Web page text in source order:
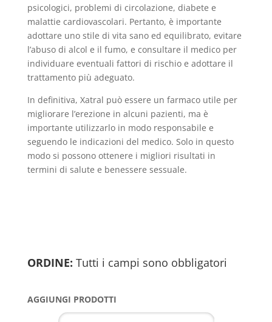
psicologici, problemi di circolazione, diabete e
malattie cardiovascolari. Pertanto, è importante
adottare uno stile di vita sano ed equilibrato, evitare
l’abuso di alcol e il fumo, e consultare il medico per
individuare eventuali fattori di rischio e adottare il
trattamento più adeguato.
In definitiva, Xatral può essere un farmaco utile per
migliorare l’erezione in alcuni pazienti, ma è
importante utilizzarlo in modo responsabile e
seguendo le indicazioni del medico. Solo in questo
modo si possono ottenere i migliori risultati in
termini di salute e benessere sessuale.
ORDINE: Tutti i campi sono obbligatori
AGGIUNGI PRODOTTI